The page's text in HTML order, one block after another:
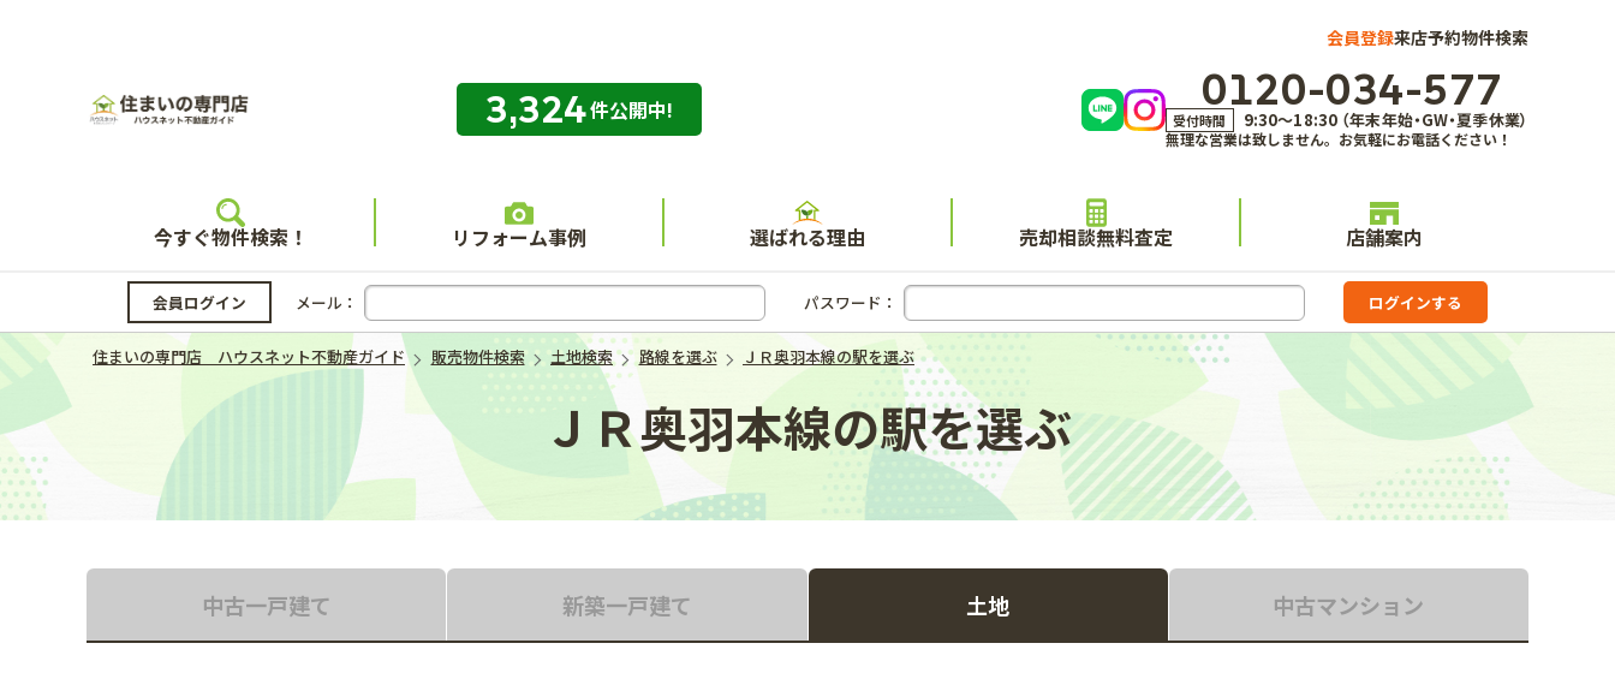
会員登録来店予約物件検索
住まいの専門店 ハウスネット不動産ガイド
3,324件公開中! 0120-034-577
受付時間 9:30～18:30 （年末年始・GW・夏季休業）
無理な営業は致しません。お気軽にお電話ください！
今すぐ物件検索！ リフォーム事例 選ばれる理由 売却相談無料査定 店舗案内
会員ログイン メール： パスワード：
住まいの専門店 ハウスネット不動産ガイド 販売物件検索 土地検索 路線を選ぶ ＪＲ奥羽本線の駅を選ぶ
ＪＲ奥羽本線の駅を選ぶ
中古一戸建て 新築一戸建て 土地 中古マンション